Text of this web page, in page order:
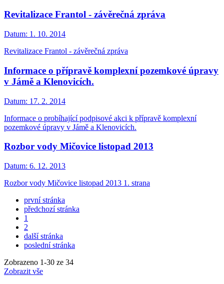
Revitalizace Frantol - závěrečná zpráva
Datum: 1. 10. 2014
Revitalizace Frantol - závěrečná zpráva
Informace o přípravě komplexní pozemkové úpravy
v Jámě a Klenovicích.
Datum: 17. 2. 2014
Informace o probíhající podpisové akci k přípravě komplexní
pozemkové úpravy v Jámě a Klenovicích.
Rozbor vody Mičovice listopad 2013
Datum: 6. 12. 2013
Rozbor vody Mičovice listopad 2013 1. strana
první stránka
předchozí stránka
1
2
další stránka
poslední stránka
Zobrazeno 1-30 ze 34
Zobrazit vše